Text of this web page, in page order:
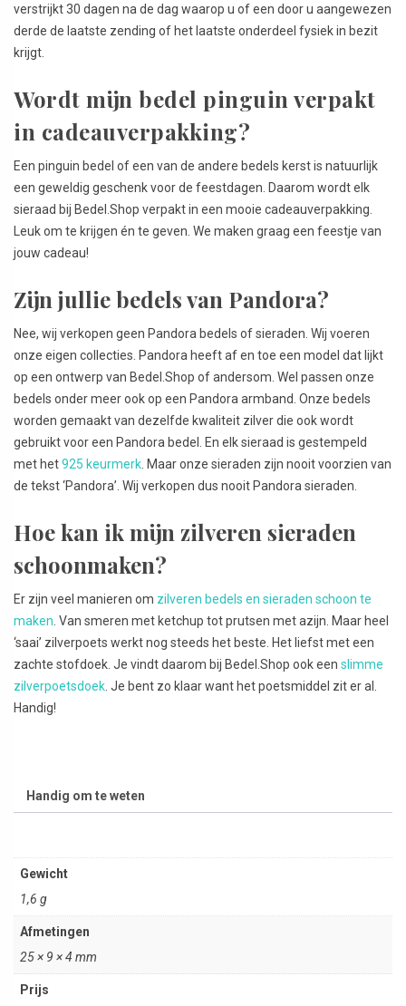
verstrijkt 30 dagen na de dag waarop u of een door u aangewezen
derde de laatste zending of het laatste onderdeel fysiek in bezit
krijgt.
Wordt mijn bedel pinguin verpakt
in cadeauverpakking?
Een pinguin bedel of een van de andere bedels kerst is natuurlijk
een geweldig geschenk voor de feestdagen. Daarom wordt elk
sieraad bij Bedel.Shop verpakt in een mooie cadeauverpakking.
Leuk om te krijgen én te geven. We maken graag een feestje van
jouw cadeau!
Zijn jullie bedels van Pandora?
Nee, wij verkopen geen Pandora bedels of sieraden. Wij voeren
onze eigen collecties. Pandora heeft af en toe een model dat lijkt
op een ontwerp van Bedel.Shop of andersom. Wel passen onze
bedels onder meer ook op een Pandora armband. Onze bedels
worden gemaakt van dezelfde kwaliteit zilver die ook wordt
gebruikt voor een Pandora bedel. En elk sieraad is gestempeld
met het925 keurmerk . Maar onze sieraden zijn nooit voorzien van
de tekst ‘Pandora’. Wij verkopen dus nooit Pandora sieraden.
Hoe kan ik mijn zilveren sieraden
schoonmaken?
Er zijn veel manieren om zilveren bedels en sieraden schoon te
maken . Van smeren met ketchup tot prutsen met azijn. Maar heel
‘saai’ zilverpoets werkt nog steeds het beste. Het liefst met een
zachte stofdoek. Je vindt daarom bij Bedel.Shop ook een slimme
zilverpoetsdoek . Je bent zo klaar want het poetsmiddel zit er al.
Handig!
Handig om te weten
Gewicht
1,6 g
Afmetingen
25 × 9 × 4 mm
Prijs